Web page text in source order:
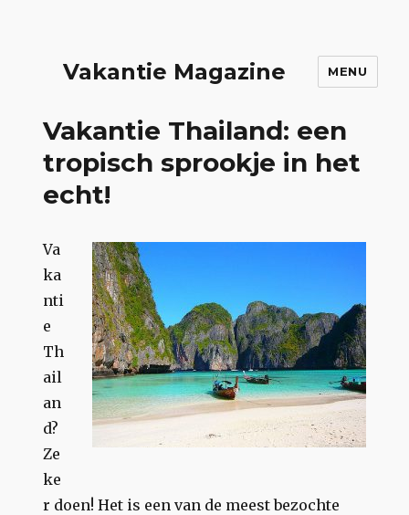
Vakantie Magazine MENU
Vakantie Thailand: een
tropisch sprookje in het
echt!
Va
ka
nti
e
Th
ail
an
d?
Ze
ke
r doen! Het is een van de meest bezochte